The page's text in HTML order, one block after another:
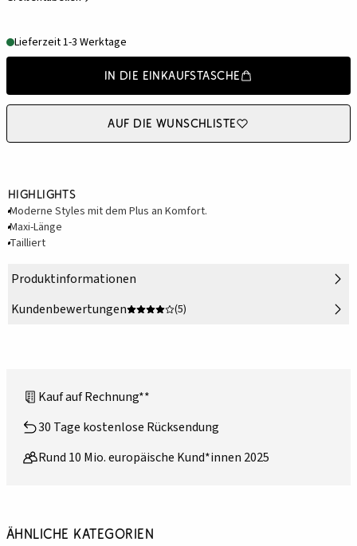
Lieferzeit 1-3 Werktage
In die Einkaufstasche
Auf die Wunschliste
Highlights
Moderne Styles mit dem Plus an Komfort.
Maxi-Länge
Tailliert
Produktinformationen
Kundenbewertungen
(5)
Kauf auf Rechnung**
30 Tage kostenlose Rücksendung
Rund 10 Mio. europäische Kund*innen 2025
Ähnliche Kategorien